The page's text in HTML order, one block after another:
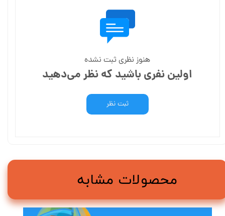
هنوز نظری ثبت نشده
اولین نفری باشید که نظر می‌دهید
ثبت نظر
محصولات مشابه